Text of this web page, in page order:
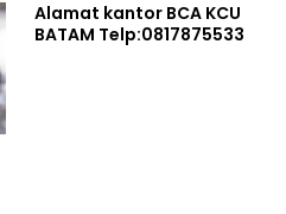
Alamat kantor BCA KCU
BATAM Telp:0817875533